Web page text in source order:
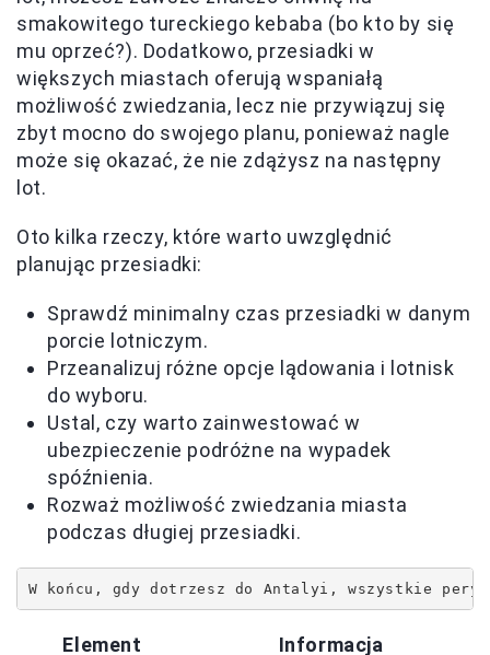
smakowitego tureckiego kebaba (bo kto by się
mu oprzeć?). Dodatkowo, przesiadki w
większych miastach oferują wspaniałą
możliwość zwiedzania, lecz nie przywiązuj się
zbyt mocno do swojego planu, ponieważ nagle
może się okazać, że nie zdążysz na następny
lot.
Oto kilka rzeczy, które warto uwzględnić
planując przesiadki:
Sprawdź minimalny czas przesiadki w danym
porcie lotniczym.
Przeanalizuj różne opcje lądowania i lotnisk
do wyboru.
Ustal, czy warto zainwestować w
ubezpieczenie podróżne na wypadek
spóźnienia.
Rozważ możliwość zwiedzania miasta
podczas długiej przesiadki.
W końcu, gdy dotrzesz do Antalyi, wszystkie
Element Informacja